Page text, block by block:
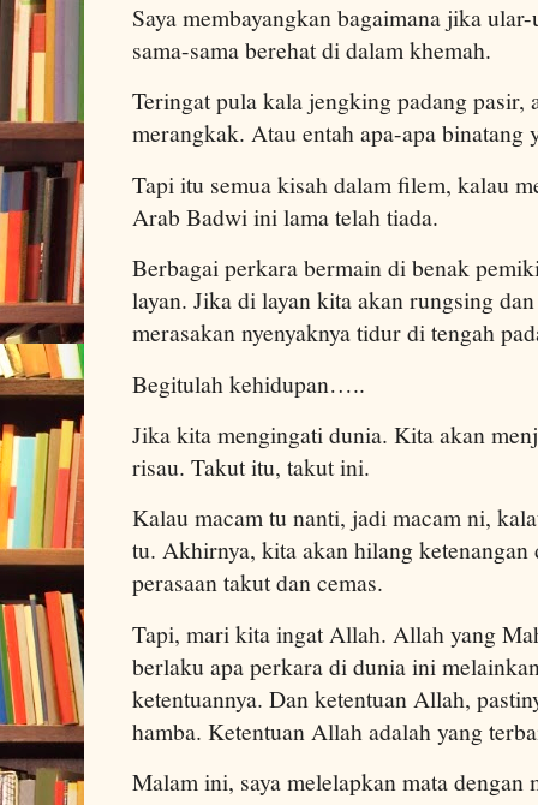
Saya membayangkan bagaimana jika
sama-sama berehat di dalam khemah.
Teringat pula kala jengking padang pasir,
merangkak. Atau entah apa-apa binatang
Tapi itu semua kisah dalam filem, kalau
Arab Badwi ini lama telah tiada.
Berbagai perkara bermain di benak
layan. Jika di layan kita akan rungsing
merasakan nyenyaknya tidur di tengah
Begitulah kehidupan…..
Jika kita mengingati dunia. Kita akan
risau. Takut itu, takut ini.
Kalau macam tu nanti, jadi macam ni,
tu. Akhirnya, kita akan hilang
perasaan takut dan cemas.
Tapi, mari kita ingat Allah. Allah yang
berlaku apa perkara di dunia ini
ketentuannya. Dan ketentuan Allah,
hamba. Ketentuan Allah adalah yang
Malam ini, saya melelapkan mata dengan